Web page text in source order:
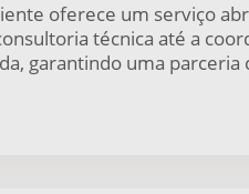
oferece um serviço
técnica até a
garantindo uma parceria